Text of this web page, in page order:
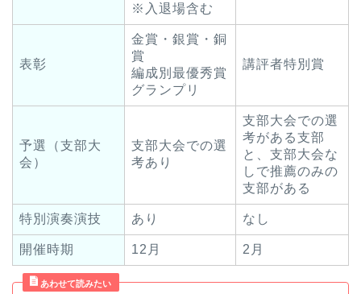
※入退場含む
表彰
金賞・銀賞・銅
賞
編成別最優秀賞
グランプリ
講評者特別賞
予選（支部大
会）
支部大会での選
考あり
支部大会での選
考がある支部
と、支部大会な
しで推薦のみの
支部がある
特別演奏演技 あり なし
開催時期 12月 2月